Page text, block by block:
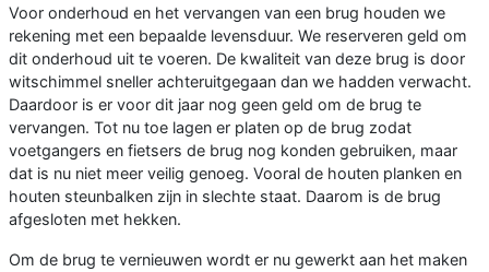
Voor onderhoud en het vervangen van een brug houden we
rekening met een bepaalde levensduur. We reserveren geld om
dit onderhoud uit te voeren. De kwaliteit van deze brug is door
witschimmel sneller achteruitgegaan dan we hadden verwacht.
Daardoor is er voor dit jaar nog geen geld om de brug te
vervangen. Tot nu toe lagen er platen op de brug zodat
voetgangers en fietsers de brug nog konden gebruiken, maar
dat is nu niet meer veilig genoeg. Vooral de houten planken en
houten steunbalken zijn in slechte staat. Daarom is de brug
afgesloten met hekken.
Om de brug te vernieuwen wordt er nu gewerkt aan het maken